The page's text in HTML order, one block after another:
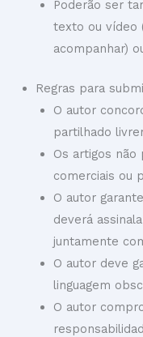
Poderão ser
texto ou vídeo
acompanhar)
Regras para
O autor
partilhado
Os artigos
comerciais ou
O autor
deverá
juntamente
O autor deve
linguagem
O autor